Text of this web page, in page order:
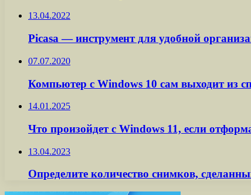
13.04.2022
Picasa — инструмент для удобной
07.07.2020
Компьютер с Windows 10 сам выходит из
14.01.2025
Что произойдет с Windows 11, если
13.04.2023
Определите количество снимков,